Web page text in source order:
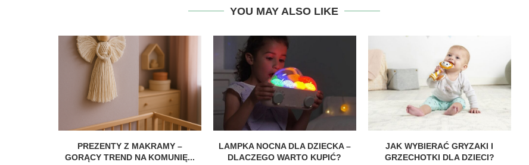
YOU MAY ALSO LIKE
PREZENTY Z MAKRAMY –
GORĄCY TREND NA KOMUNIĘ...
LAMPKA NOCNA DLA DZIECKA –
DLACZEGO WARTO KUPIĆ?
JAK WYBIERAĆ GRYZAKI I
GRZECHOTKI DLA DZIECI?